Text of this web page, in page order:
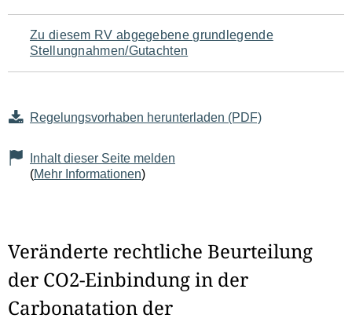
Zu diesem RV abgegebene grundlegende
Stellungnahmen/Gutachten
Regelungsvorhaben herunterladen (PDF)
Inhalt dieser Seite melden
(Mehr Informationen)
Veränderte rechtliche Beurteilung
der CO2-Einbindung in der
Carbonatation der